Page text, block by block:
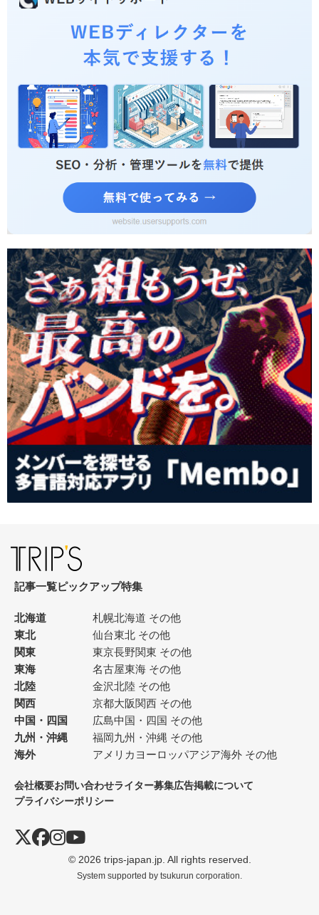
記事一覧ピックアップ特集
北海道 札幌北海道 その他
東北
仙台東北 その他
関東
東京長野関東 その他
東海
名古屋東海 その他
北陸
金沢北陸 その他
関西
京都大阪関西 その他
中国・四国
広島中国・四国 その他
九州・沖縄
福岡九州・沖縄 その他
海外
アメリカ ヨーロッパアジア海外 その他
会社概要お問い合わせライター募集広告掲載について
プライバシーポリシー
© 2026 trips-japan.jp. All rights reserved.
System supported by tsukurun corporation.